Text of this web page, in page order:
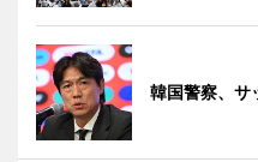
韓国警察、サ